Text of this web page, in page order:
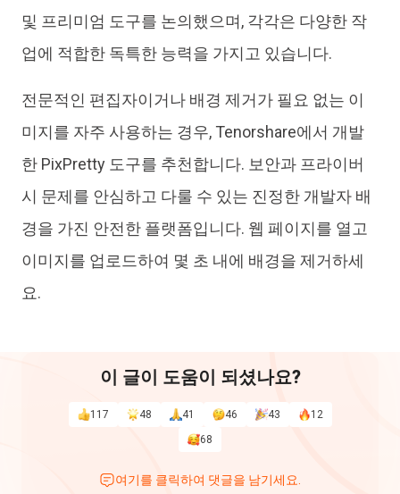
및 프리미엄 도구를 논의했으며, 각각은 다양한 작
업에 적합한 독특한 능력을 가지고 있습니다.
전문적인 편집자이거나 배경 제거가 필요 없는 이
미지를 자주 사용하는 경우, Tenorshare에서 개발
한 PixPretty 도구를 추천합니다. 보안과 프라이버
시 문제를 안심하고 다룰 수 있는 진정한 개발자 배
경을 가진 안전한 플랫폼입니다. 웹 페이지를 열고
이미지를 업로드하여 몇 초 내에 배경을 제거하세
요.
이 글이 도움이 되셨나요?
117 48 41 46 43
12
68
여기를 클릭하여 댓글을 남기세요.